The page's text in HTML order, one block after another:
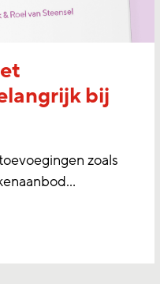
bij
zoals